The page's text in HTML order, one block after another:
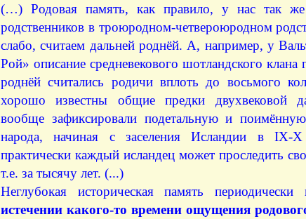
(…) Родовая память, как правило, у нас так же
родственников в троюродном-четвероюродном
слабо, считаем дальней роднёй. А, например, у
Рой» описание средневекового шотландского
роднёй считались родичи вплоть до восьмого
хорошо известны общие предки двухвековой
вообще зафиксировали подетальную и
народа, начиная с заселения Исландии в IX-
практически каждый исландец может проследить
т.е. за тысячу лет. (...)
Неглубокая историческая память
истечении какого-то времени ощущения